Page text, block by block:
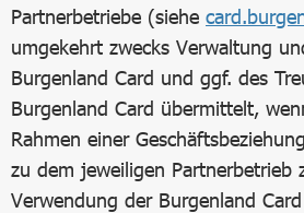
Partnerbetriebe (siehe
umgekehrt zwecks Verwaltung
Burgenland Card und ggf. des
Burgenland Card übermittelt,
Rahmen einer
zu dem jeweiligen Partnerbetrieb
Verwendung der Burgenland